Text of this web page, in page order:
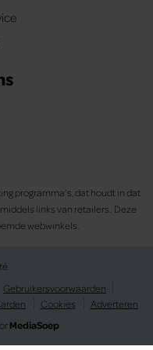
programma’s, dat houdt in dat
links van retailers. Deze
webwinkels.
Gebruikersvoorwaarden
Cookies
Adverteren
MediaSoep